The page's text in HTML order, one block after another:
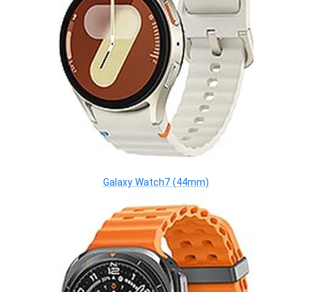
Galaxy Watch7 (44mm)